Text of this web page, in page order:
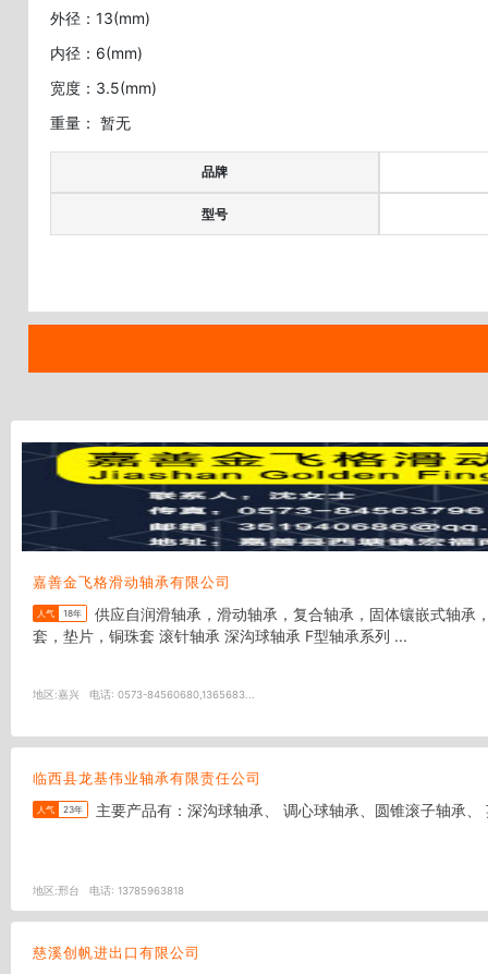
外径：13(mm)
内径：6(mm)
宽度：3.5(mm)
重量： 暂无
品牌
型号
嘉善金飞格滑动轴承有限公司
人气 18年
套，垫片，铜珠套 滚针轴承 深沟球轴承 F型轴承系列 ...
地区:嘉兴 电话: 0573-84560680,1365683...
临西县龙基伟业轴承有限责任公司
人气 23年 主要产品有：深沟球轴承、 调心球轴承、圆锥滚子轴承
地区:邢台 电话: 13785963818
慈溪创帆进出口有限公司